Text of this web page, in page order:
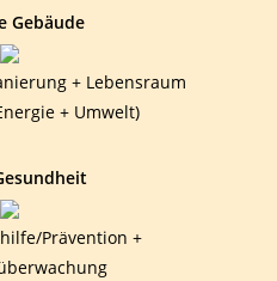
Gebäude
+ Lebensraum
+ Umwelt)
Prävention +